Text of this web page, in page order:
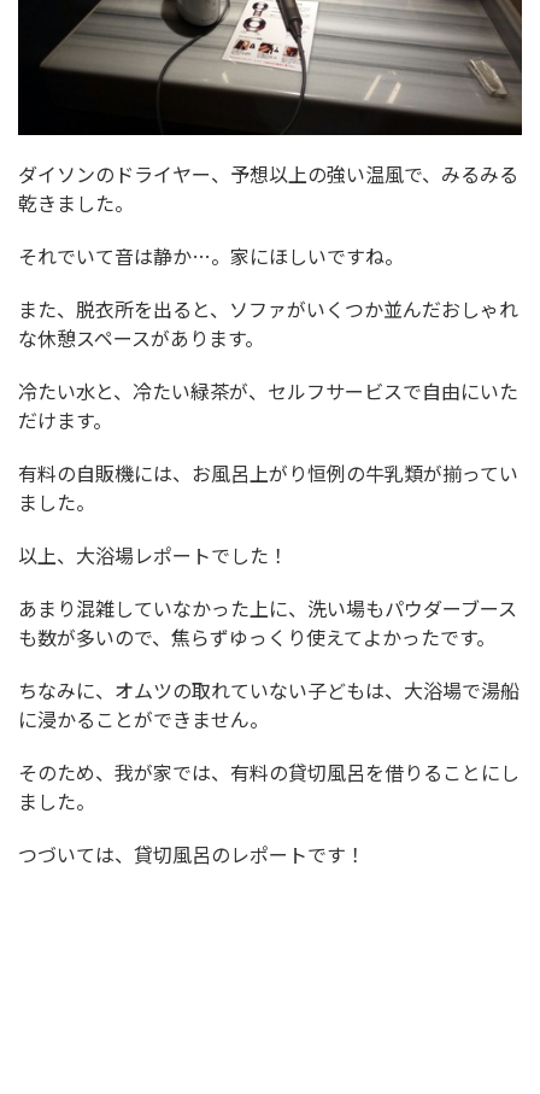
ダイソンのドライヤー、予想以上の強い温風で、みるみる
乾きました。
それでいて音は静か…。家にほしいですね。
また、脱衣所を出ると、ソファがいくつか並んだおしゃれ
な休憩スペースがあります。
冷たい水と、冷たい緑茶が、セルフサービスで自由にいた
だけます。
有料の自販機には、お風呂上がり恒例の牛乳類が揃ってい
ました。
以上、大浴場レポートでした！
あまり混雑していなかった上に、洗い場もパウダーブース
も数が多いので、焦らずゆっくり使えてよかったです。
ちなみに、オムツの取れていない子どもは、大浴場で湯船
に浸かることができません。
そのため、我が家では、有料の貸切風呂を借りることにし
ました。
つづいては、貸切風呂のレポートです！